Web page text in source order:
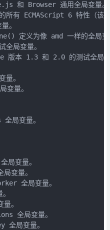
和 Browser 通用全局变量。
有 ECMAScript 6 特性（该
。
定义为像 amd 一样的全局变
局变量。
版本 1.3 和 2.0 的测试全局
。
量。
局变量。
变量。
变量。
全局变量。
。
全局变量。
全局变量。